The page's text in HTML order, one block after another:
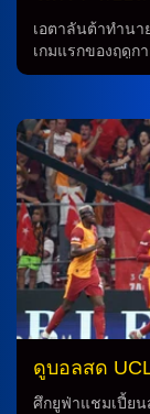
คลับ บรูช
เอตาลันต้าทำนา
เกมแรกของฤดูก
ด้วยคะแนนถล่ม
ทีมในนามบุคคล
ภาพทั่วไปของอน
แฟนบอลว่าทีมจ
นอกจากนี้ เมื่อที
แสดงให้เห็นว่าที
ยังต้องพิจารณา
ลาซินัช, มิตเชล
โคล่า ซาเลฟสกี้
สนามเล่นในเก
อดทนและพร้อมที่
ทำนายของเอตา
สำคัญอย่าง มา
สำคัญของทีม นอ
อย่าง ฮันส์ ฟาน
ดูบอลสด
ลิเวอร์พูล 30
ศึกยูฟ่าแชมเปี้ยน